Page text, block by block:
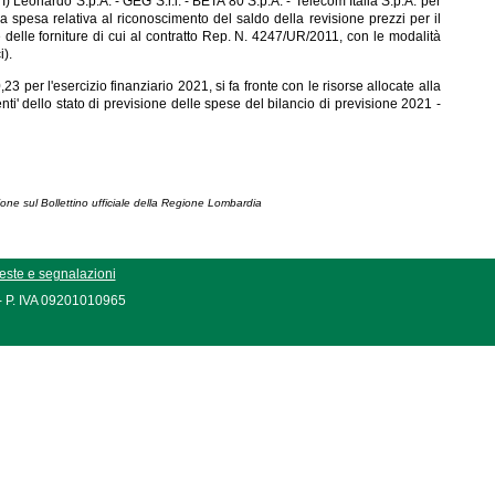
relativa al riconoscimento del saldo della revisione prezzi per il
forniture di cui al contratto Rep. N. 4247/UR/2011, con le modalità
per l'esercizio finanziario 2021, si fa fronte con le risorse allocate alla
dello stato di previsione delle spese del bilancio di previsione 2021 -
sul Bollettino ufficiale della Regione Lombardia
e segnalazioni
IVA 09201010965